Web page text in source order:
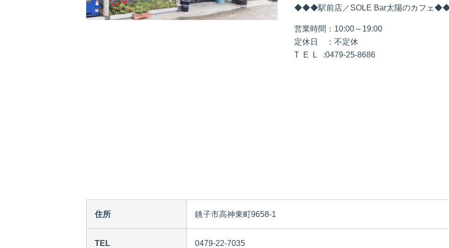
◆◆◆駅前店／SOLE Bar太陽のカフェ
営業時間：10:00～19:00
定休日 ：不定休
T E L :0479-25-8686
住所 銚子市高神東町9658-1
TEL 0479-22-7035